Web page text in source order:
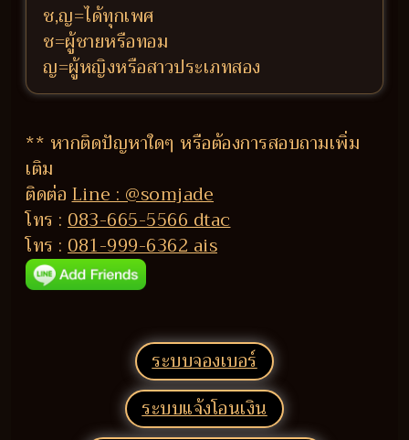
ช,ญ=ได้ทุกเพศ
ช=ผู้ชายหรือทอม
ญ=ผู้หญิงหรือสาวประเภทสอง
** หากติดปัญหาใดๆ หรือต้องการสอบถามเพิ่ม
เติม
ติดต่อLine : @somjade
โทร : 083-665-5566 dtac
โทร : 081-999-6362 ais
ระบบจองเบอร์
ระบบแจ้งโอนเงิน